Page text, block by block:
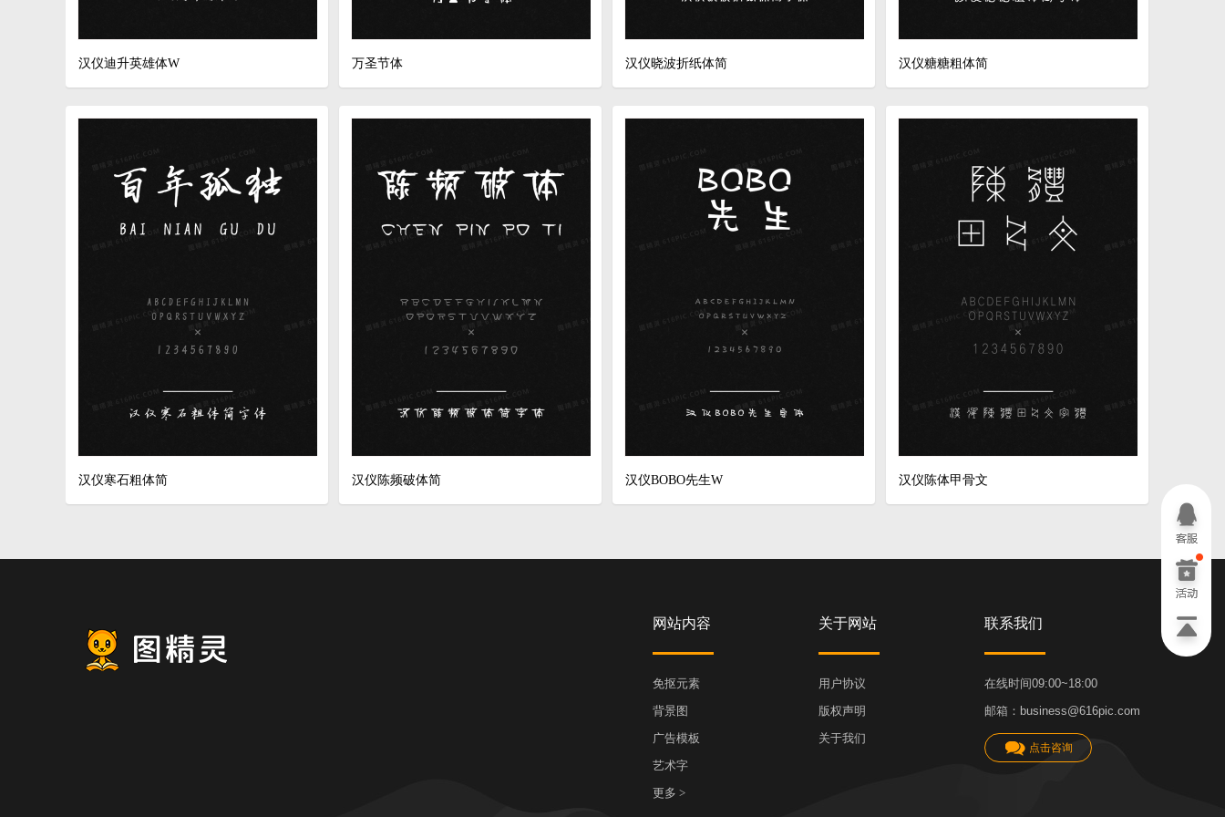
汉仪迪升英雄体W 万圣节体 汉仪晓波折纸体简 汉仪糖糖粗体简
汉仪寒石粗体简 汉仪陈频破体简 汉仪BOBO先生W 汉仪陈体甲骨文
网站内容
免抠元素
背景图
广告模板
艺术字
更多 >
关于网站
用户协议
版权声明
关于我们
联系我们
在线时间09:00~18:00
邮箱：business@616pic.com
点击咨询